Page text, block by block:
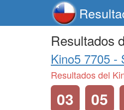
Resultados
Kino5 7705 -
Resultados del
03 05